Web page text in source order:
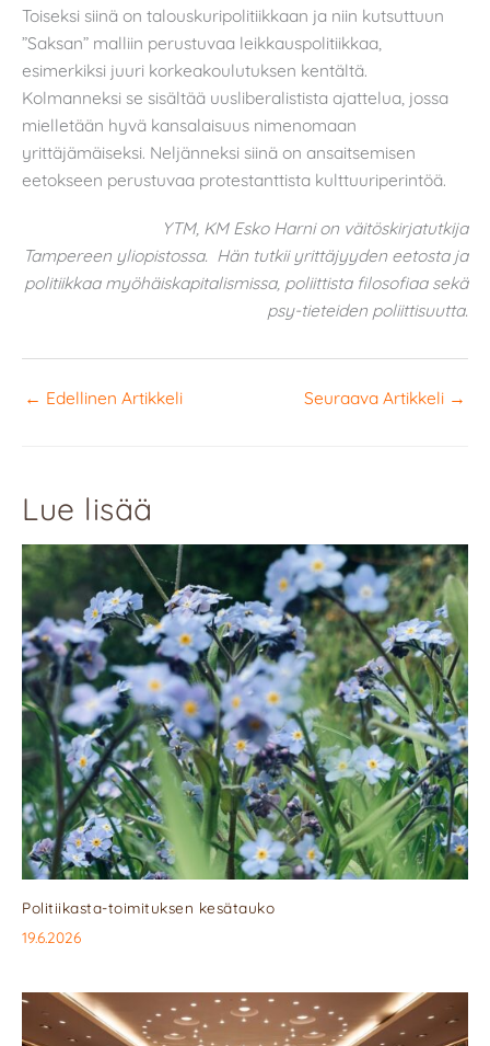
Toiseksi siinä on talouskuripolitiikkaan ja niin kutsuttuun
”Saksan” malliin perustuvaa leikkauspolitiikkaa,
esimerkiksi juuri korkeakoulutuksen kentältä.
Kolmanneksi se sisältää uusliberalistista ajattelua, jossa
mielletään hyvä kansalaisuus nimenomaan
yrittäjämäiseksi. Neljänneksi siinä on ansaitsemisen
eetokseen perustuvaa protestanttista kulttuuriperintöä.
YTM, KM Esko Harni on väitöskirjatutkija
Tampereen yliopistossa. Hän tutkii yrittäjyyden eetosta ja
politiikkaa myöhäiskapitalismissa, poliittista filosofiaa sekä
psy-tieteiden poliittisuutta.
← Edellinen Artikkeli Seuraava Artikkeli →
Lue lisää
Politiikasta-toimituksen kesätauko
19.6.2026